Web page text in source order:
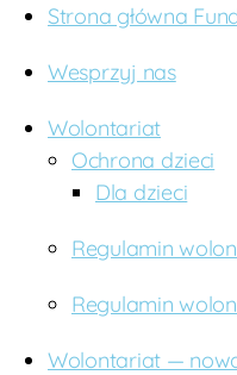
Strona główna
Wesprzyj nas
Wolontariat
Ochrona dzieci
Dla dzieci
Regulamin
Regulamin
Wolontariat —